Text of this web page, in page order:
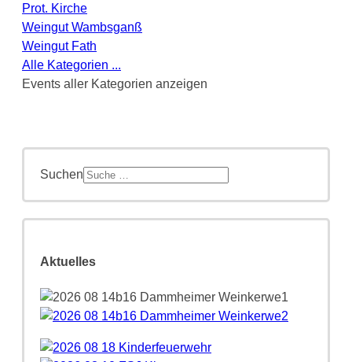
Prot. Kirche
Weingut Wambsganß
Weingut Fath
Alle Kategorien ...
Events aller Kategorien anzeigen
Suchen
Aktuelles